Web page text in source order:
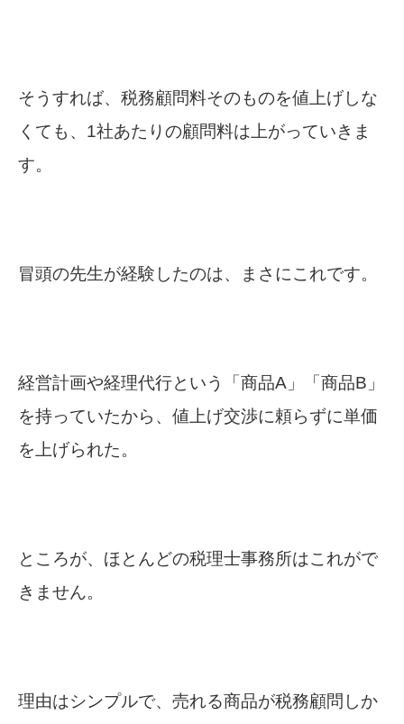
そうすれば、税務顧問料そのものを値上げしな
くても、1社あたりの顧問料は上がっていきま
す。
冒頭の先生が経験したのは、まさにこれです。
経営計画や経理代行という「商品A」「商品B」
を持っていたから、値上げ交渉に頼らずに単価
を上げられた。
ところが、ほとんどの税理士事務所はこれがで
きません。
理由はシンプルで、売れる商品が税務顧問しか